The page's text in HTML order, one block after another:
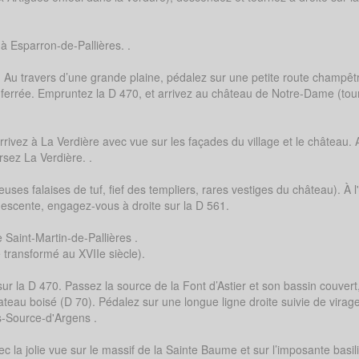
Esparron-de-Pallières. .
travers d’une grande plaine, pédalez sur une petite route
Empruntez la D 470, et arrivez au château de Notre-Dame
à La Verdière avec vue sur les façades du village et le château.
La Verdière. .
falaises de tuf, fief des templiers, rares vestiges du château). À
engagez-vous à droite sur la D 561.
Martin-de-Pallières .
au XVIIe siècle).
la D 470. Passez la source de la Font d’Astier et son bassin couvert,
boisé (D 70). Pédalez sur une longue ligne droite suivie de
Source-d'Argens .
la jolie vue sur le massif de la Sainte Baume et sur l’imposante